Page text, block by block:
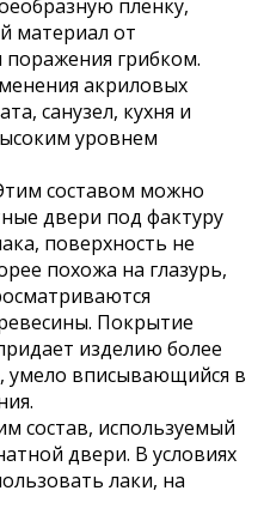
пленку,
от
грибком.
акриловых
санузел, кухня и
уровнем
составом можно
двери под фактуру
поверхность не
похожа на глазурь,
Покрытие
изделию более
умело вписывающийся в
состав, используемый
двери. В условиях
лаки, на